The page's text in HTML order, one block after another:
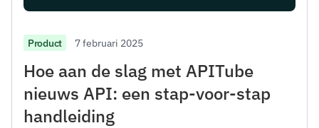
Product 7 februari 2025
Hoe aan de slag met APITube
nieuws API: een stap-voor-stap
handleiding